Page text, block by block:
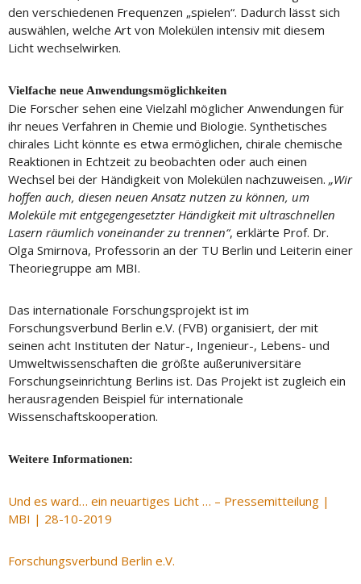
den verschiedenen Frequenzen „spielen“. Dadurch lässt sich
auswählen, welche Art von Molekülen intensiv mit diesem
Licht wechselwirken.
Vielfache neue Anwendungsmöglichkeiten
Die Forscher sehen eine Vielzahl möglicher Anwendungen für
ihr neues Verfahren in Chemie und Biologie. Synthetisches
chirales Licht könnte es etwa ermöglichen, chirale chemische
Reaktionen in Echtzeit zu beobachten oder auch einen
Wechsel bei der Händigkeit von Molekülen nachzuweisen. „Wir
hoffen auch, diesen neuen Ansatz nutzen zu können, um
Moleküle mit entgegengesetzter Händigkeit mit ultraschnellen
Lasern räumlich voneinander zu trennen“, erklärte Prof. Dr.
Olga Smirnova, Professorin an der TU Berlin und Leiterin einer
Theoriegruppe am MBI.
Das internationale Forschungsprojekt ist im
Forschungsverbund Berlin e.V. (FVB) organisiert, der mit
seinen acht Instituten der Natur-, Ingenieur-, Lebens- und
Umweltwissenschaften die größte außeruniversitäre
Forschungseinrichtung Berlins ist. Das Projekt ist zugleich ein
herausragenden Beispiel für internationale
Wissenschaftskooperation.
Weitere Informationen:
Und es ward… ein neuartiges Licht … – Pressemitteilung |
MBI | 28-10-2019
Forschungsverbund Berlin e.V.